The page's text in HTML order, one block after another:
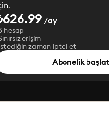
/ay
hesap
erişim
zaman iptal et
Abonelik başlat